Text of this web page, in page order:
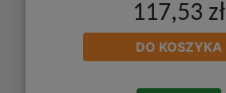
117,53 zł
DO KOSZYKA